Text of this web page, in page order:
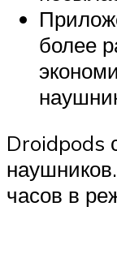
более
Droidpods
часов в